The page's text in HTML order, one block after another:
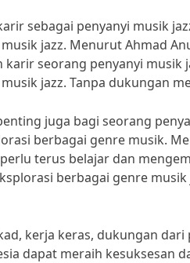
sebagai penyanyi musik
jazz. Menurut Ahmad
karir seorang penyanyi
jazz. Tanpa dukungan
juga bagi seorang
berbagai genre musik.
terus belajar dan
berbagai genre
kerja keras, dukungan
dapat meraih kesuksesan